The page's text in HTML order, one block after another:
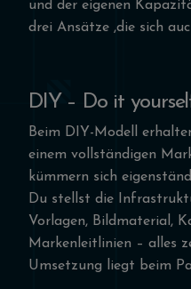
und der eigenen
drei Ansätze ,die sich
DIY – Do it
Beim DIY-Modell
einem vollständigen
kümmern sich
Du stellst die
Vorlagen, Bildmaterial,
Markenleitlinien – alles
Umsetzung liegt beim